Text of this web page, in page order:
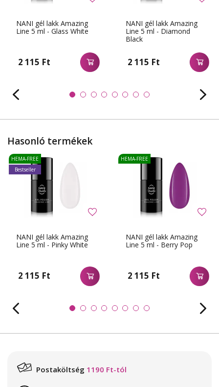
NANI gél lakk Amazing
Line 5 ml - Glass White
2 115 Ft
NANI gél lakk Amazing
Line 5 ml - Diamond
Black
2 115 Ft
Hasonló termékek
NANI gél lakk Amazing
Line 5 ml - Pinky White
2 115 Ft
HEMA-FREE
Bestseller
NANI gél lakk Amazing
Line 5 ml - Berry Pop
2 115 Ft
HEMA-FREE
Postaköltség 1190 Ft-tól